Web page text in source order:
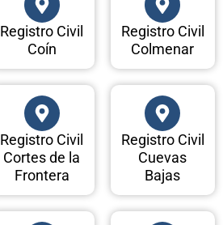
Registro Civil
Coín
Registro Civil
Colmenar
Registro Civil
Cortes de la
Frontera
Registro Civil
Cuevas
Bajas